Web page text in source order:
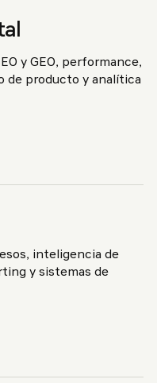
y GEO, performance,
de producto y analítica
inteligencia de
y sistemas de